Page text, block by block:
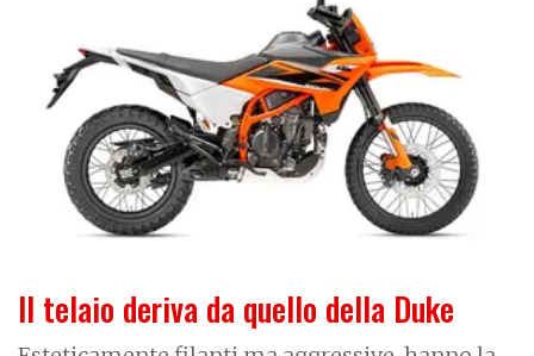
Il telaio deriva da quello della Duke